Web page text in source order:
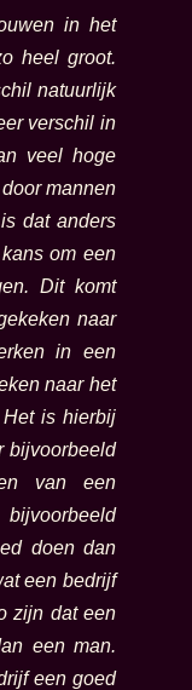
in het
heel groot.
natuurlijk
verschil in
veel hoge
mannen
dat anders
om een
Dit komt
naar
in een
naar het
is hierbij
bijvoorbeeld
van een
doen dan
een bedrijf
zijn dat een
een man.
een goed